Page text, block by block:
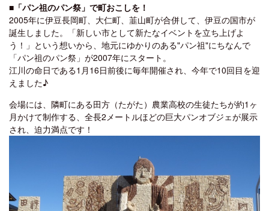
■「パン祖のパン祭」で町おこしを！
2005年に伊豆長岡町、大仁町、韮山町が合併して、伊豆の国市が
誕生しました。「新しい市として新たなイベントを立ち上げよ
う！」という想いから、地元にゆかりのある"パン祖"にちなんで
「パン祖のパン祭」が2007年にスタート。
江川の命日である1月16日前後に毎年開催され、今年で10回目を迎
えました♪
会場には、隣町にある田方（たがた）農業高校の生徒たちが約1ヶ
月かけて制作する、全長2メートルほどの巨大パンオブジェが展示
され、迫力満点です！